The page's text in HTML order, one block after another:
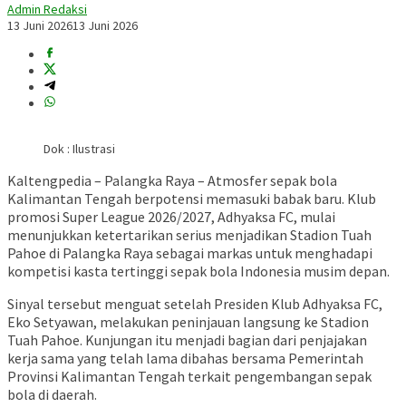
Admin Redaksi
13 Juni 202613 Juni 2026
Dok : Ilustrasi
Kaltengpedia – Palangka Raya – Atmosfer sepak bola
Kalimantan Tengah berpotensi memasuki babak baru. Klub
promosi Super League 2026/2027, Adhyaksa FC, mulai
menunjukkan ketertarikan serius menjadikan Stadion Tuah
Pahoe di Palangka Raya sebagai markas untuk menghadapi
kompetisi kasta tertinggi sepak bola Indonesia musim depan.
Sinyal tersebut menguat setelah Presiden Klub Adhyaksa FC,
Eko Setyawan, melakukan peninjauan langsung ke Stadion
Tuah Pahoe. Kunjungan itu menjadi bagian dari penjajakan
kerja sama yang telah lama dibahas bersama Pemerintah
Provinsi Kalimantan Tengah terkait pengembangan sepak
bola di daerah.